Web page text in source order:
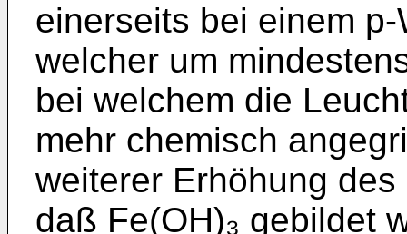
einerseits bei einem
welcher um
bei welchem die
mehr chemisch
weiterer Erhöhung
daß Fe(OH)₃ gebildet